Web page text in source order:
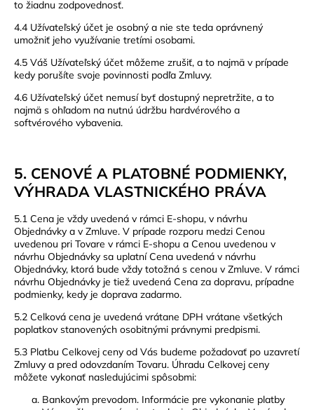
to žiadnu zodpovednosť.
4.4 Užívateľský účet je osobný a nie ste teda oprávnený
umožniť jeho využívanie tretími osobami.
4.5 Váš Užívateľský účet môžeme zrušiť, a to najmä v prípade
kedy porušíte svoje povinnosti podľa Zmluvy.
4.6 Užívateľský účet nemusí byť dostupný nepretržite, a to
najmä s ohľadom na nutnú údržbu hardvérového a
softvérového vybavenia.
5. CENOVÉ A PLATOBNÉ PODMIENKY,
VÝHRADA VLASTNICKÉHO PRÁVA
5.1 Cena je vždy uvedená v rámci E-shopu, v návrhu
Objednávky a v Zmluve. V prípade rozporu medzi Cenou
uvedenou pri Tovare v rámci E-shopu a Cenou uvedenou v
návrhu Objednávky sa uplatní Cena uvedená v návrhu
Objednávky, ktorá bude vždy totožná s cenou v Zmluve. V rámci
návrhu Objednávky je tiež uvedená Cena za dopravu, prípadne
podmienky, kedy je doprava zadarmo.
5.2 Celková cena je uvedená vrátane DPH vrátane všetkých
poplatkov stanovených osobitnými právnymi predpismi.
5.3 Platbu Celkovej ceny od Vás budeme požadovať po uzavretí
Zmluvy a pred odovzdaním Tovaru. Úhradu Celkovej ceny
môžete vykonať nasledujúcimi spôsobmi:
Bankovým prevodom. Informácie pre vykonanie platby